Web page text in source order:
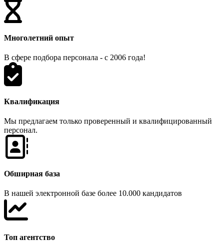
Многолетний опыт
В сфере подбора персонала - с 2006 года!
Квалификация
Мы предлагаем только проверенный и квалифицированный
персонал.
Обширная база
В нашей электронной базе более 10.000 кандидатов
Топ агентство